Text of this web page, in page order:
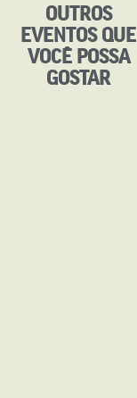
OUTROS
EVENTOS QUE
VOCÊ POSSA
GOSTAR